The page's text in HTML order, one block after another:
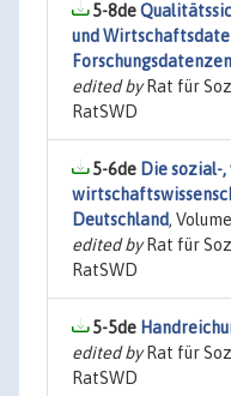
5-8de
und
edited byRat für
RatSWD
5-6de Die sozial-
Deutschland,
edited byRat für
RatSWD
5-5de
edited byRat für
RatSWD